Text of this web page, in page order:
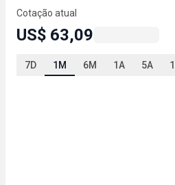
Cotação atual
US$ 63,09
7D 1M 6M 1A 5A